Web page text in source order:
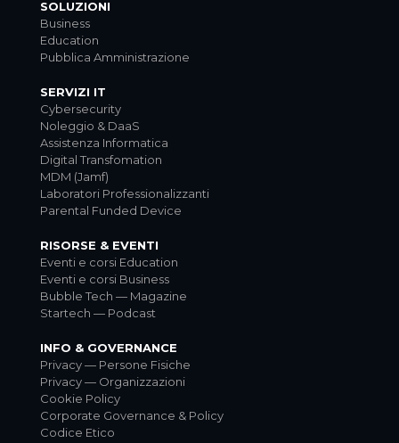
SOLUZIONI
Business
Education
Pubblica Amministrazione
SERVIZI IT
Cybersecurity
Noleggio & DaaS
Assistenza Informatica
Digital Transfomation
MDM (Jamf)
Laboratori Professionalizzanti
Parental Funded Device
RISORSE & EVENTI
Eventi e corsi Education
Eventi e corsi Business
Bubble Tech — Magazine
Startech — Podcast
INFO & GOVERNANCE
Privacy — Persone Fisiche
Privacy — Organizzazioni
Cookie Policy
Corporate Governance & Policy
Codice Etico